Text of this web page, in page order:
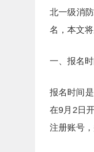
北一级消
名，本文
一、报名
报名时间
在9月2日
注册账号